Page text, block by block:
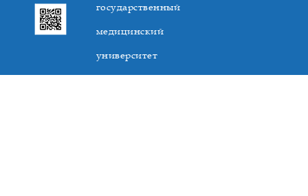
государственный
медицинский
университет